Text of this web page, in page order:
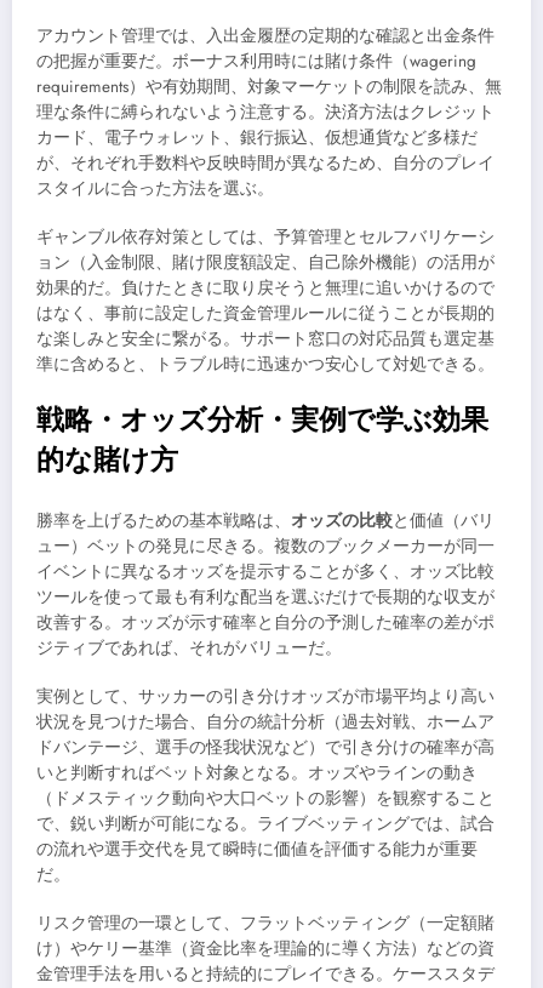
アカウント管理では、入出金履歴の定期的な確認と出金条件
の把握が重要だ。ボーナス利用時には賭け条件（wagering
requirements）や有効期間、対象マーケットの制限を読み、無
理な条件に縛られないよう注意する。決済方法はクレジット
カード、電子ウォレット、銀行振込、仮想通貨など多様だ
が、それぞれ手数料や反映時間が異なるため、自分のプレイ
スタイルに合った方法を選ぶ。
ギャンブル依存対策としては、予算管理とセルフバリケーシ
ョン（入金制限、賭け限度額設定、自己除外機能）の活用が
効果的だ。負けたときに取り戻そうと無理に追いかけるので
はなく、事前に設定した資金管理ルールに従うことが長期的
な楽しみと安全に繋がる。サポート窓口の対応品質も選定基
準に含めると、トラブル時に迅速かつ安心して対処できる。
戦略・オッズ分析・実例で学ぶ効果
的な賭け方
勝率を上げるための基本戦略は、 オッズの比較と価値（バリ
ュー）ベットの発見に尽きる。複数のブックメーカーが同一
イベントに異なるオッズを提示することが多く、オッズ比較
ツールを使って最も有利な配当を選ぶだけで長期的な収支が
改善する。オッズが示す確率と自分の予測した確率の差がポ
ジティブであれば、それがバリューだ。
実例として、サッカーの引き分けオッズが市場平均より高い
状況を見つけた場合、自分の統計分析（過去対戦、ホームア
ドバンテージ、選手の怪我状況など）で引き分けの確率が高
いと判断すればベット対象となる。オッズやラインの動き
（ドメスティック動向や大口ベットの影響）を観察すること
で、鋭い判断が可能になる。ライブベッティングでは、試合
の流れや選手交代を見て瞬時に価値を評価する能力が重要
だ。
リスク管理の一環として、フラットベッティング（一定額賭
け）やケリー基準（資金比率を理論的に導く方法）などの資
金管理手法を用いると持続的にプレイできる。ケーススタデ